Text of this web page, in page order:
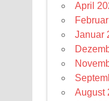
April
Januar
August